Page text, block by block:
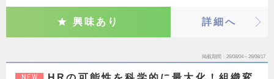
興味あり 詳細へ
掲載期間 26/08/04～26/08/17